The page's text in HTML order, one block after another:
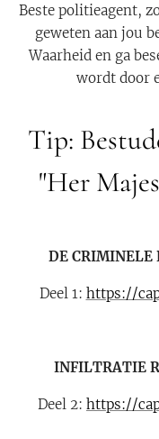
Beste politieagent,
geweten aan jou
Waarheid en ga
wordt door
Tip:
"Her
DE CRIMINELE
Deel 1: https://
INFILTRATIE
Deel 2: https://